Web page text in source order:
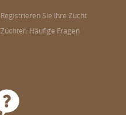
Registrieren Sie Ihre Zucht
Züchter: Häufige Fragen